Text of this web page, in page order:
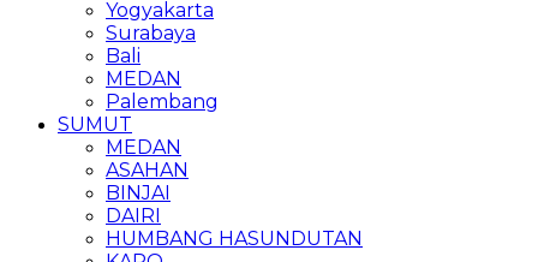
Yogyakarta
Surabaya
Bali
MEDAN
Palembang
SUMUT
MEDAN
ASAHAN
BINJAI
DAIRI
HUMBANG HASUNDUTAN